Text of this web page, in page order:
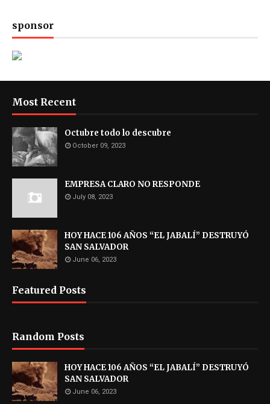
sponsor
Most Recent
Octubre todo lo descubre
October 09, 2023
EMPRESA CLARO NO RESPONDE
July 08, 2023
HOY HACE 106 AÑOS “EL JABALÍ” DESTRUYÓ
SAN SALVADOR
June 06, 2023
Featured Posts
Random Posts
HOY HACE 106 AÑOS “EL JABALÍ” DESTRUYÓ
SAN SALVADOR
June 06, 2023